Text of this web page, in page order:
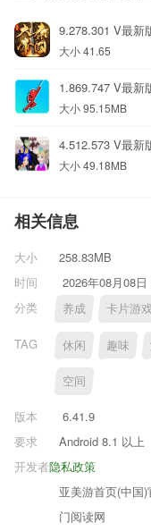
9.278.301 V最新
大小 41.65
1.869.747 V最新
大小 95.15MB
4.512.573 V最新
大小 49.18MB
相关信息
大小
258.83MB
时间
2026年08月08
分类
养成 卡片游
TAG 休闲 趣味
空间
版本
6.41.9
要求
Android 8.1 以上
隐私政策
开发者
亚美游首页(中国
门阅读网